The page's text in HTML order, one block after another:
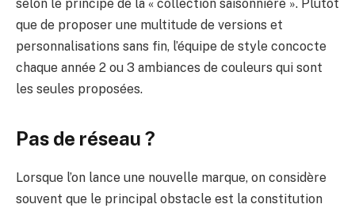
selon le principe de la « collection saisonnière ». Plutôt
que de proposer une multitude de versions et
personnalisations sans fin, l’équipe de style concocte
chaque année 2 ou 3 ambiances de couleurs qui sont
les seules proposées.
Pas de réseau ?
Lorsque l’on lance une nouvelle marque, on considère
souvent que le principal obstacle est la constitution